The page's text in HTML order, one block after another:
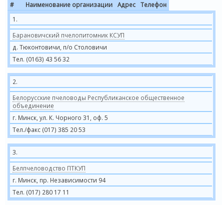
# Наименование организации Адрес
Телефон
1.
Барановичский пчелопитомник КСУП
д. Тюконтовичи, п/о Столовичи
Тел. (0163) 43 56 32
2.
Белорусские пчеловоды Республиканское общественное
объединение
г. Минск, ул. К. Чорного 31, оф. 5
Тел./факс (017) 385 20 53
3.
Белпчеловодство ПТКУП
г. Минск, пр. Независимости 94
Тел. (017) 280 17 11